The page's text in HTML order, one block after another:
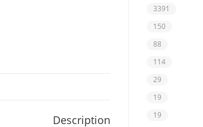
Description
3391
150
88
114
29
19
19